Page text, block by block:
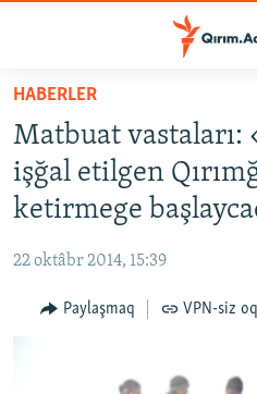
Esas
qaytmaq
Baş
navigatsiyağa
qaytmaq
Qıdıruvğa
HABERLER
SİYASET
İQTİSADİYAT
MEDENİYET
İNSAN AQLARI
HABERLER
Matbuat vastaları:
işğal etilgen
ketirmege
22 oktâbr 2014, 15:39
Paylaşmaq VPN-siz